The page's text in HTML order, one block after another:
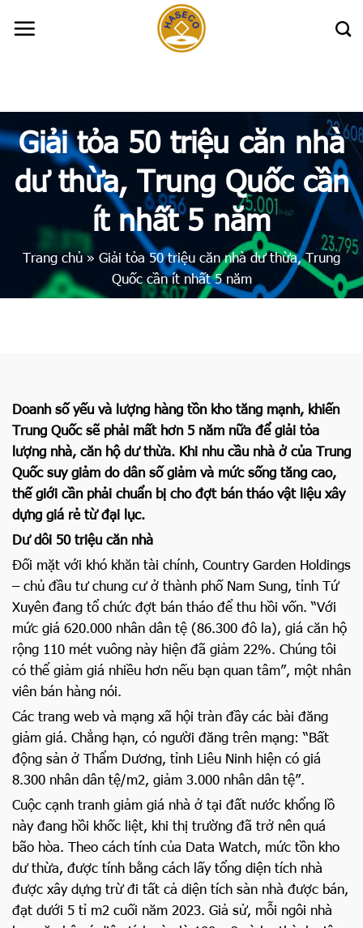
Giải tỏa 50 triệu căn nhà
dư thừa, Trung Quốc cần
ít nhất 5 năm
Trang chủ» Giải tỏa 50 triệu căn nhà dư thừa, Trung
Quốc cần ít nhất 5 năm
Doanh số yếu và lượng hàng tồn kho tăng mạnh, khiến
Trung Quốc sẽ phải mất hơn 5 năm nữa để giải tỏa
lượng nhà, căn hộ dư thừa. Khi nhu cầu nhà ở của Trung
Quốc suy giảm do dân số giảm và mức sống tăng cao,
thế giới cần phải chuẩn bị cho đợt bán tháo vật liệu xây
dựng giá rẻ từ đại lục.
Dư dôi 50 triệu căn nhà
Đối mặt với khó khăn tài chính, Country Garden Holdings
– chủ đầu tư chung cư ở thành phố Nam Sung, tỉnh Tứ
Xuyên đang tổ chức đợt bán tháo để thu hồi vốn. “Với
mức giá 620.000 nhân dân tệ (86.300 đô la), giá căn hộ
rộng 110 mét vuông này hiện đã giảm 22%. Chúng tôi
có thể giảm giá nhiều hơn nếu bạn quan tâm”, một nhân
viên bán hàng nói.
Các trang web và mạng xã hội tràn đầy các bài đăng
giảm giá. Chẳng hạn, có người đăng trên mạng: “Bất
động sản ở Thẩm Dương, tỉnh Liêu Ninh hiện có giá
8.300 nhân dân tệ/m2, giảm 3.000 nhân dân tệ”.
Cuộc cạnh tranh giảm giá nhà ở tại đất nước khổng lồ
này đang hồi khốc liệt, khi thị trường đã trở nên quá
bão hòa. Theo cách tính của Data Watch, mức tồn kho
dư thừa, được tính bằng cách lấy tổng diện tích nhà
được xây dựng trừ đi tất cả diện tích sàn nhà được bán,
đạt dưới 5 tỉ m2 cuối năm 2023. Giả sử, mỗi ngôi nhà